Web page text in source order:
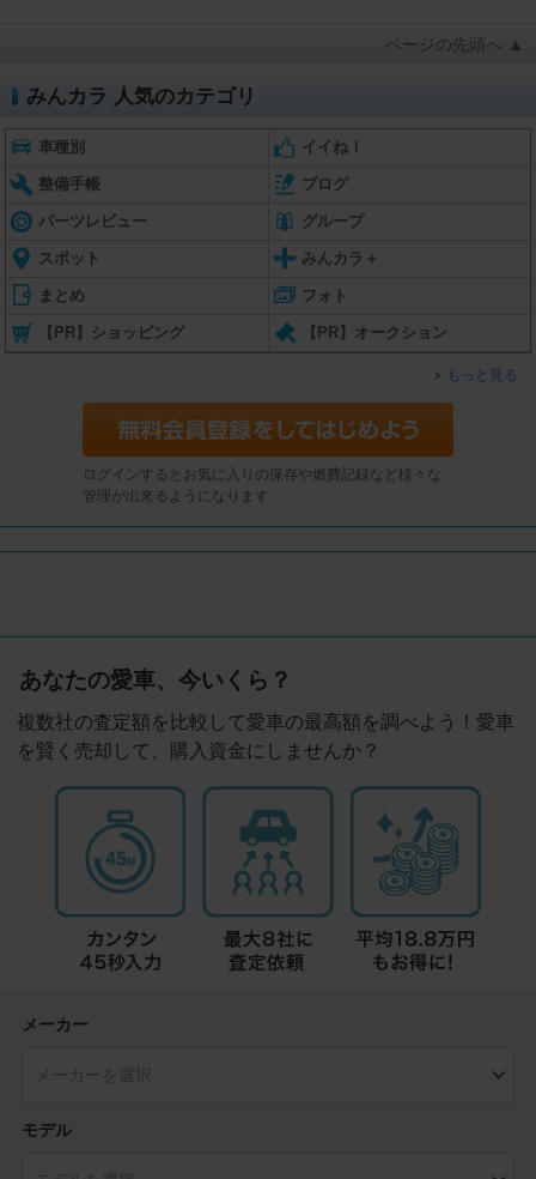
ページの先頭へ ▲
みんカラ 人気のカテゴリ
車種別 イイね！
整備手帳 ブログ
パーツレビュー グループ
スポット みんカラ＋
まとめ フォト
【PR】ショッピング 【PR】オークション
もっと見る
ログインするとお気に入りの保存や燃費記録など様々な
管理が出来るようになります
あなたの愛車、今いくら？
複数社の査定額を比較して愛車の最高額を調べよう！愛車
を賢く売却して、購入資金にしませんか？
メーカー
モデル